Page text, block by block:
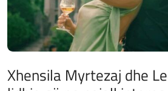
Gallery
Shqip
Xhensila Myrtezaj dhe